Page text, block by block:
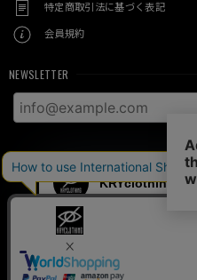
特定商取引法に基づく表記
会員規約
NEWSLETTER